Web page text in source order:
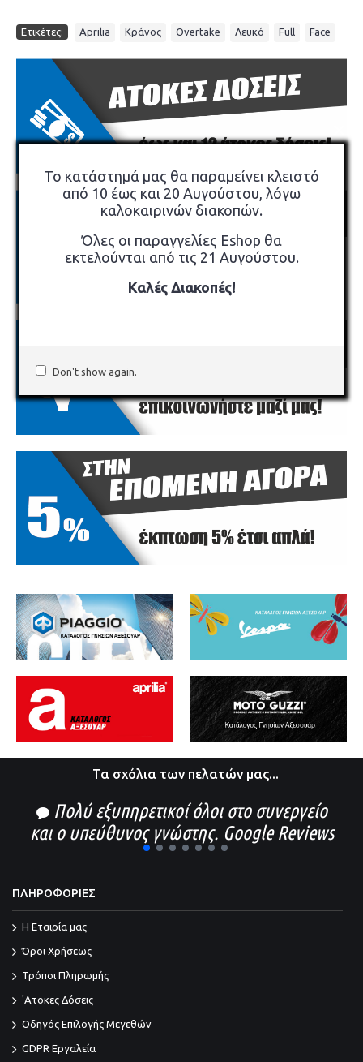
Το κατάστημά μας θα παραμείνει κλειστό
από 10 έως και 20 Αυγούστου, λόγω
καλοκαιρινών διακοπών.
Όλες οι παραγγελίες Eshop θα
εκτελούνται από τις 21 Αυγούστου.
Καλές Διακοπές!
Don't show again.
Ετικέτες: Aprilia Κράνος Overtake Λευκό Full Face
Τα σχόλια των πελατών μας...
Πολύ εξυπηρετικοί όλοι στο συνεργείο
και ο υπεύθυνος γνώστης. Google Reviews
1 2 3 4 5 6 7
ΠΛΗΡΟΦΟΡΙΕΣ
Η Εταιρία μας
Όροι Χρήσεως
Τρόποι Πληρωμής
'Ατοκες Δόσεις
Οδηγός Επιλογής Μεγεθών
GDPR Εργαλεία